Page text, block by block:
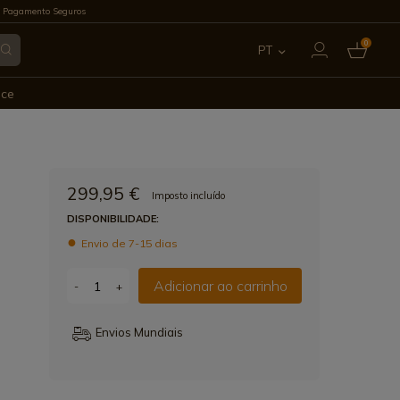
Pagamento Seguros
PT 0
299,95 €
Imposto incluído
DISPONIBILIDADE:
Envio de 7-15 dias
- + Adicionar ao carrinho
Envios Mundiais